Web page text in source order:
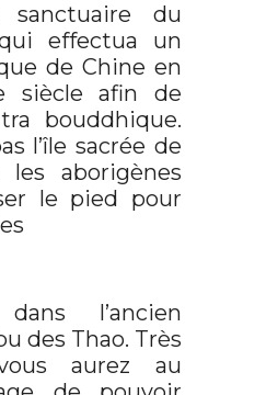
sanctuaire du
effectua un
de Chine en
siècle afin de
bouddhique.
l’île sacrée de
aborigènes
le pied pour
dans l’ancien
des Thao. Très
aurez au